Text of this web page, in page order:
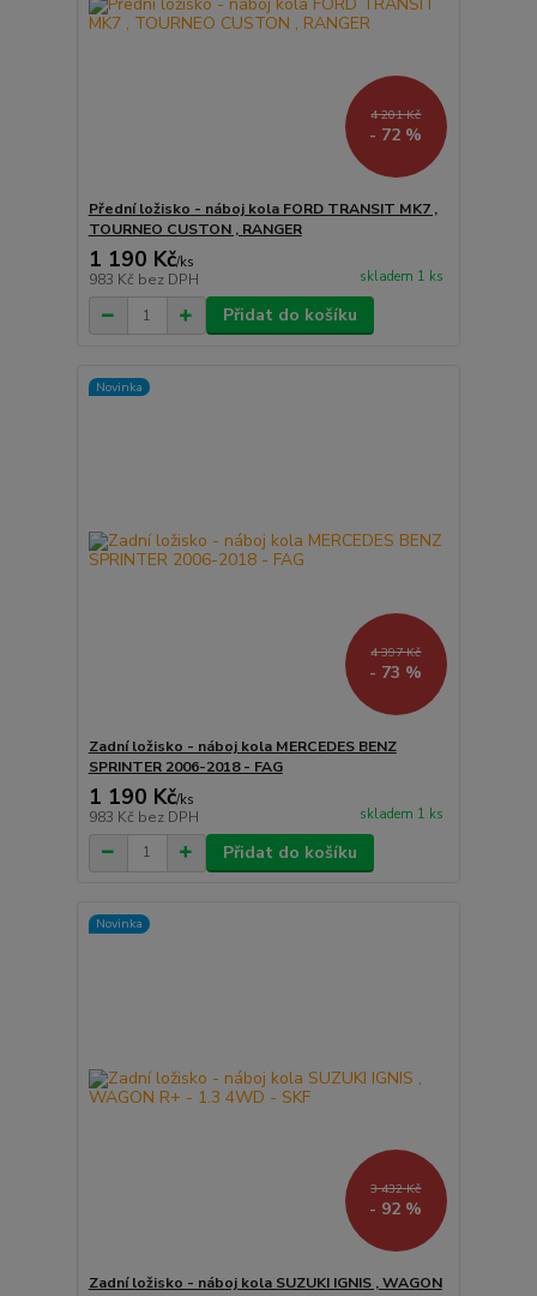
4 201 Kč
- 72 %
Přední ložisko - náboj kola FORD TRANSIT MK7 ,
TOURNEO CUSTON , RANGER
1 190 Kč/ks
983 Kč bez DPH skladem 1 ks
Přidat do košíku
Novinka
4 397 Kč
- 73 %
Zadní ložisko - náboj kola MERCEDES BENZ
SPRINTER 2006-2018 - FAG
1 190 Kč/ks
983 Kč bez DPH skladem 1 ks
Přidat do košíku
Novinka
3 432 Kč
- 92 %
Zadní ložisko - náboj kola SUZUKI IGNIS , WAGON